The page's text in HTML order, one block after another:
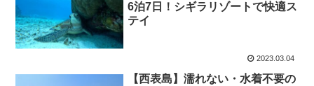
6泊7日！シギラリゾートで快適ス
テイ
2023.03.04
【西表島】濡れない・水着不要の